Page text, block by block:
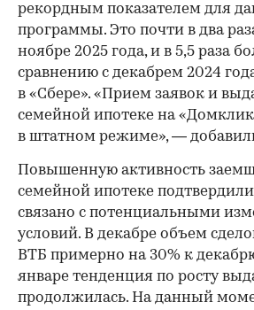
рекордным показателем для
программы. Это почти в два
ноябре 2025 года, и в 5,5 раза
сравнению с декабрем 2024
в «Сбере». «Прием заявок и
семейной ипотеке на
в штатном режиме», —
Повышенную активность
семейной ипотеке
связано с потенциальными
условий. В декабре объем
ВТБ примерно на 30% к
январе тенденция по росту
продолжилась. На данный